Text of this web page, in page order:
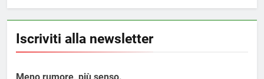
Iscriviti alla newsletter
Meno rumore, più senso.